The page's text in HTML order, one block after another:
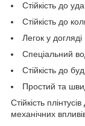
Стійкість до
Стійкість до
Легок у догляді
Спеціальний
Стійкість до
Простий та
Стійкість
механічних